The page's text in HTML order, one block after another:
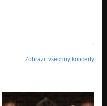
Zobrazit všechny koncerty